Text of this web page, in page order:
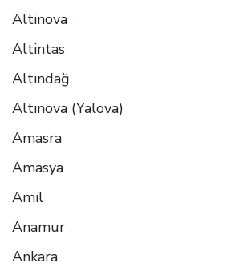
Altinova
Altintas
Altındağ
Altınova (Yalova)
Amasra
Amasya
Amil
Anamur
Ankara